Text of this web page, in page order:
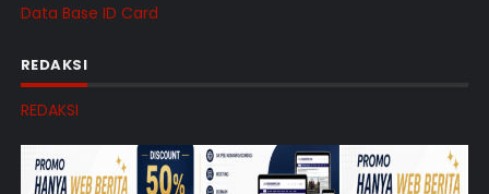
Data Base ID Card
REDAKSI
REDAKSI